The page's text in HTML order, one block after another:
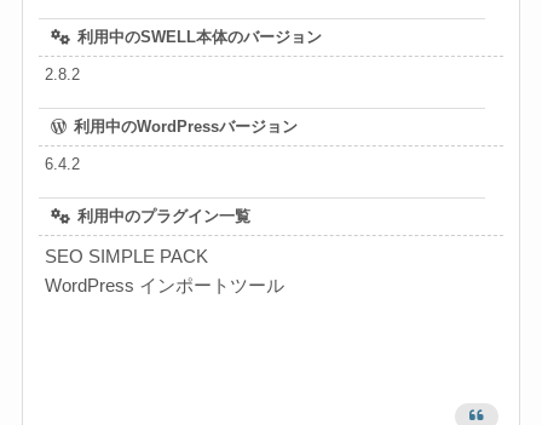
利用中のSWELL本体のバージョン
2.8.2
利用中のWordPressバージョン
6.4.2
利用中のプラグイン一覧
SEO SIMPLE PACK
WordPress インポートツール